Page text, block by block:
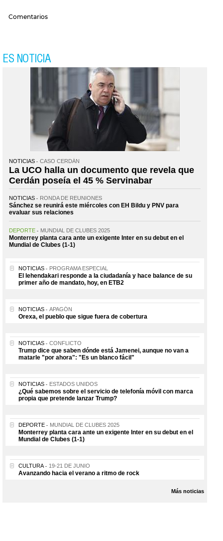
Comentarios
ES NOTICIA
NOTICIAS CASO CERDÁN
La UCO halla un documento que revela que
Cerdán poseía el 45 % Servinabar
NOTICIAS RONDA DE REUNIONES
Sánchez se reunirá este miércoles con EH Bildu y PNV para
evaluar sus relaciones
DEPORTE MUNDIAL DE CLUBES 2025
Monterrey planta cara ante un exigente Inter en su debut en el
Mundial de Clubes (1-1)
NOTICIAS PROGRAMA ESPECIAL
El lehendakari responde a la ciudadanía y hace balance de su
primer año de mandato, hoy, en ETB2
NOTICIAS APAGÓN
Orexa, el pueblo que sigue fuera de cobertura
NOTICIAS CONFLICTO
Trump dice que saben dónde está Jamenei, aunque no van a
matarle "por ahora": "Es un blanco fácil"
NOTICIAS ESTADOS UNIDOS
¿Qué sabemos sobre el servicio de telefonía móvil con marca
propia que pretende lanzar Trump?
DEPORTE MUNDIAL DE CLUBES 2025
Monterrey planta cara ante un exigente Inter en su debut en el
Mundial de Clubes (1-1)
CULTURA 19-21 DE JUNIO
Avanzando hacia el verano a ritmo de rock
Más noticias